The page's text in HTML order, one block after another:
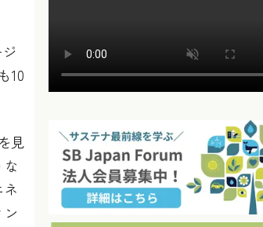
10
見